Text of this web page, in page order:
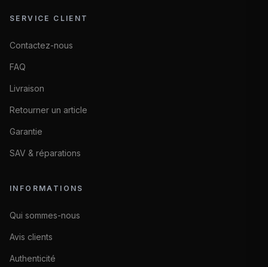
SERVICE CLIENT
Contactez-nous
FAQ
Livraison
Retourner un article
Garantie
SAV & réparations
INFORMATIONS
Qui sommes-nous
Avis clients
Authenticité